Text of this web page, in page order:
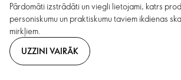
Pārdomāti izstrādāti un viegli lietojami, katrs
personiskumu un praktiskumu taviem ikdienas
mirkļiem.
UZZINI VAIRĀK